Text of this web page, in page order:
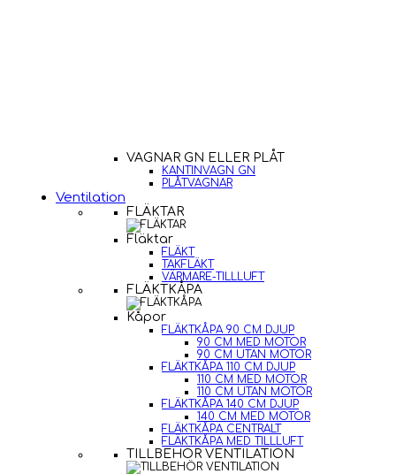
VAGNAR GN ELLER PLÅT
KANTINVAGN GN
PLÅTVAGNAR
Ventilation
FLÄKTAR
Fläktar
FLÄKT
TAKFLÄKT
VÄRMARE-TILLLUFT
FLÄKTKÅPA
Kåpor
FLÄKTKÅPA 90 CM DJUP
90 CM MED MOTOR
90 CM UTAN MOTOR
FLÄKTKÅPA 110 CM DJUP
110 CM MED MOTOR
110 CM UTAN MOTOR
FLÄKTKÅPA 140 CM DJUP
140 CM MED MOTOR
FLÄKTKÅPA CENTRALT
FLÄKTKÅPA MED TILLLUFT
TILLBEHÖR VENTILATION